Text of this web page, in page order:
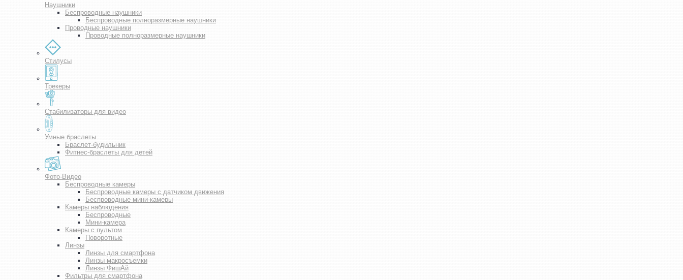
Наушники
Беспроводные наушники
Беспроводные полноразмерные наушники
Проводные наушники
Проводные полноразмерные наушники
Стилусы
Трекеры
Стабилизаторы для видео
Умные браслеты
Браслет-будильник
Фитнес-браслеты для детей
Фото-Видео
Беспроводные камеры
Беспроводные камеры с датчиком движения
Беспроводные мини-камеры
Камеры наблюдения
Беспроводные
Мини-камера
Камеры с пультом
Поворотные
Линзы
Линзы для смартфона
Линзы макросъемки
Линзы ФишАй
Фильтры для смартфона